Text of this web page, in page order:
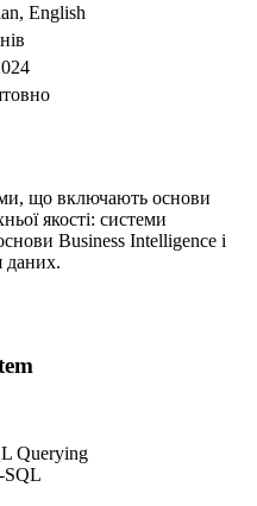
English
що включають основи
якості: системи
Business Intelligence і
даних.
Querying
SQL